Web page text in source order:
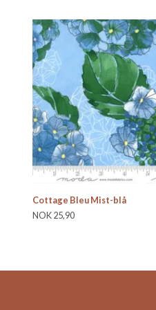
Cottage Bleu Mist-blå
NOK 25,90